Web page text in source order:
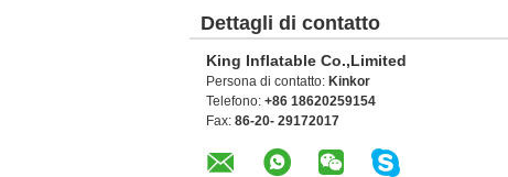
Dettagli di contatto
King Inflatable Co.,Limited
Persona di contatto: Kinkor
Telefono: +86 18620259154
Fax: 86-20- 29172017